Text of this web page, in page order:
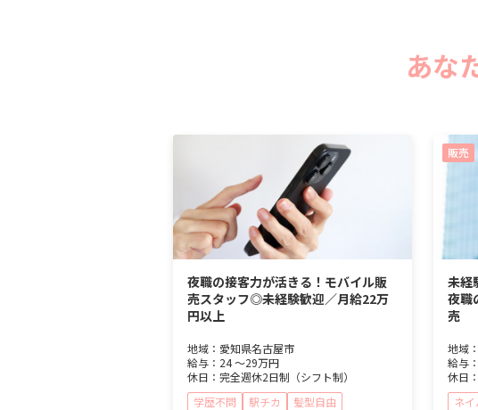
あな
夜職の接客力が活きる！モバイル販
売スタッフ◎未経験歓迎／月給22万
円以上
地域： 愛知県名古屋市
給与： 24 ～29万円
休日： 完全週休2日制（シフト制）
学歴不問
駅チカ 髪型自由
販売
未経
夜職
売
地域：
給与：
休日：
ネイ